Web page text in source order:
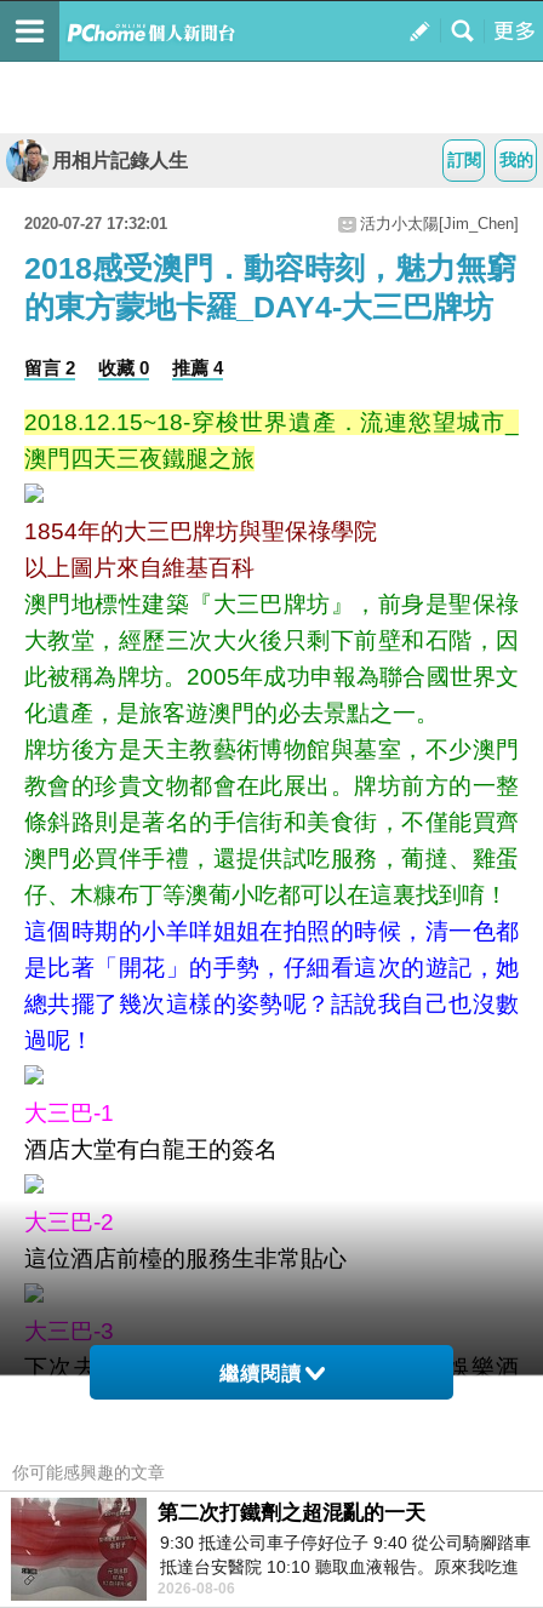
我的
訂閱
用相片記錄人生
2020-07-27 17:32:01 活力小太陽[Jim_Chen]
2018感受澳門．動容時刻，魅力無窮
的東方蒙地卡羅_DAY4-大三巴牌坊
留言 2 收藏 0 推薦 4
2018.12.15~18-穿梭世界遺產．流連慾望城市_
澳門四天三夜鐵腿之旅
1854年的大三巴牌坊與聖保祿學院
以上圖片來自維基百科
澳門地標性建築『大三巴牌坊』，前身是聖保祿
大教堂，經歷三次大火後只剩下前壁和石階，因
此被稱為牌坊。2005年成功申報為聯合國世界文
化遺產，是旅客遊澳門的必去景點之一。
牌坊後方是天主教藝術博物館與墓室，不少澳門
教會的珍貴文物都會在此展出。牌坊前方的一整
條斜路則是著名的手信街和美食街，不僅能買齊
澳門必買伴手禮，還提供試吃服務，葡撻、雞蛋
仔、木糠布丁等澳葡小吃都可以在這裏找到唷！
這個時期的小羊咩姐姐在拍照的時候，清一色都
是比著「開花」的手勢，仔細看這次的遊記，她
總共擺了幾次這樣的姿勢呢？話說我自己也沒數
過呢！
大三巴-1
酒店大堂有白龍王的簽名
大三巴-2
這位酒店前檯的服務生非常貼心
大三巴-3
下次去到澳門應該還會選擇入住【英皇娛樂酒
大三巴-4
澳門一隅
大三巴-5
繼續閱讀
你可能感興趣的文章
第二次打鐵劑之超混亂的一天
9:30 抵達公司車子停好位子 9:40 從公司騎腳踏車
抵達台安醫院 10:10 聽取血液報告。原來我吃進
去的 B12 彌可保並非沒有吸收而是超
2026-08-06